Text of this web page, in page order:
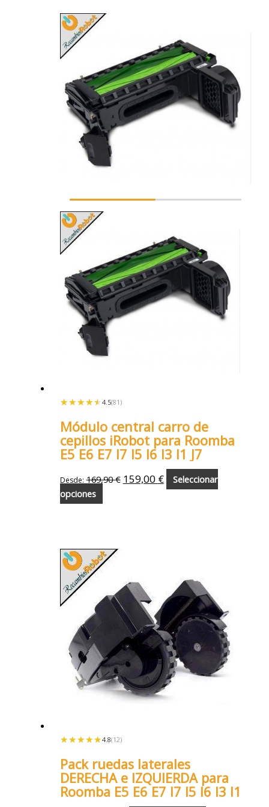
★★★★★
★★★★★ 4.5(81)
Módulo central carro de
cepillos iRobot para Roomba
E5 E6 E7 I7 I5 I6 I3 I1 J7
Desde: 169,90€ 159,00 €
Seleccionar
opciones
★★★★★
★★★★★ 4.8(12)
Pack ruedas laterales
DERECHA e IZQUIERDA para
Roomba E5 E6 E7 I7 I5 I6 I3 I1